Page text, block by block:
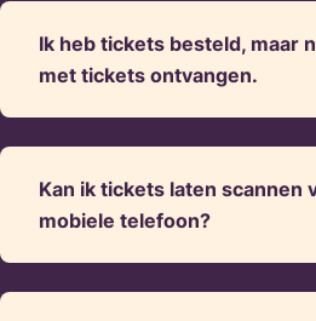
Ik heb tickets besteld, maar
met tickets ontvangen.
Kan ik tickets laten scannen
mobiele telefoon?